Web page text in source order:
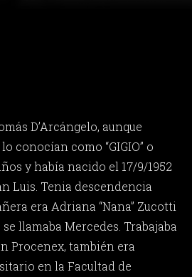
D’Arcángelo, aunque
conocían como “GIGIO” o
y había nacido el 17/9/1952
Luis. Tenia descendencia
era Adriana “Nana” Zucotti
llamaba Mercedes. Trabajaba
Procenex, también era
en la Facultad de